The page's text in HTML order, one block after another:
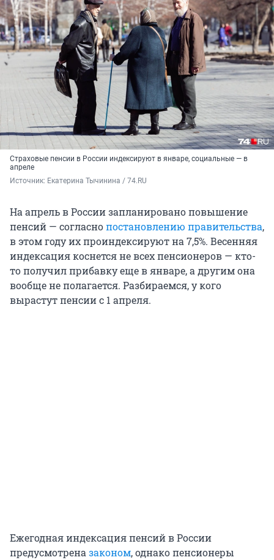
Страховые пенсии в России индексируют в январе, социальные — в
апреле
Источник: Екатерина Тычинина / 74.RU
На апрель в России запланировано повышение
пенсий — согласнопостановлению правительства,
в этом году их проиндексируют на 7,5%. Весенняя
индексация коснется не всех пенсионеров — кто-
то получил прибавку еще в январе, а другим она
вообще не полагается. Разбираемся, у кого
вырастут пенсии с 1 апреля.
Ежегодная индексация пенсий в России
предусмотреназаконом, однако пенсионеры